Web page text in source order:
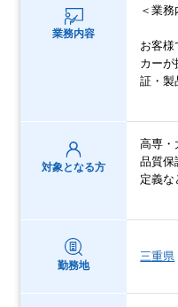
業務内容
＜業務
お客様
カーが
証・製
対象となる方
高専・
品質保
定義な
勤務地
三重県